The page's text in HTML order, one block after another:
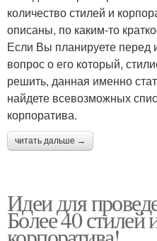
количество стилей и
описаны, по каким-то
Если Вы планируете перед
вопрос о его который,
решить, данная именно
найдете всевозможных
корпоратива.
читать дальше →
Идеи для
Более 40 стилей